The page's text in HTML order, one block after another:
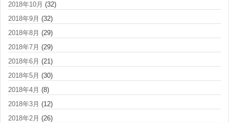
2018年10月 (32)
2018年9月 (32)
2018年8月 (29)
2018年7月 (29)
2018年6月 (21)
2018年5月 (30)
2018年4月 (8)
2018年3月 (12)
2018年2月 (26)